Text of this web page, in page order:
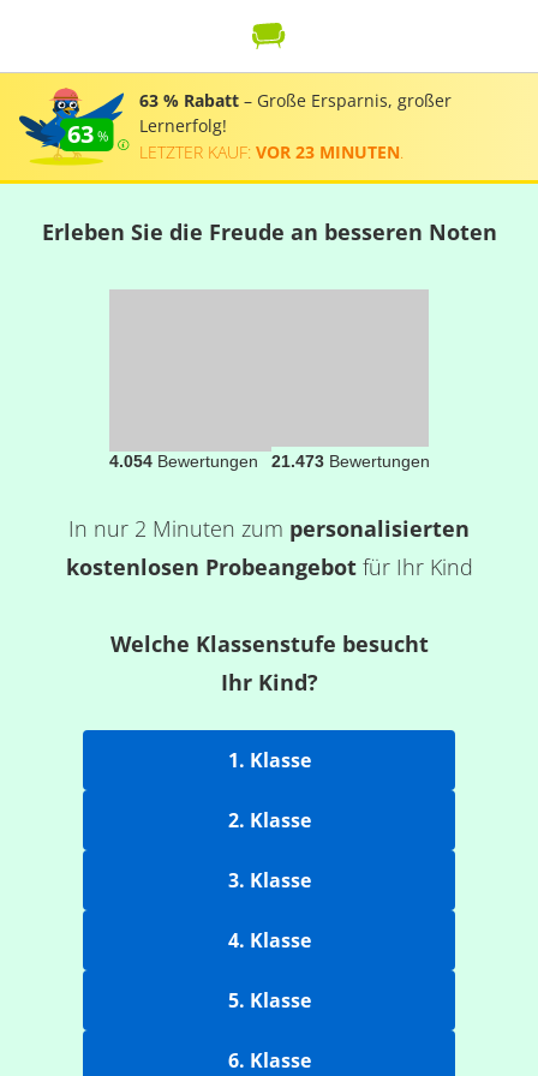
63
63 % Rabatt – Große Ersparnis, großer
Lernerfolg!
LETZTER KAUF: VOR 23 MINUTEN
Erleben Sie die Freude an besseren Noten
4.054Bewertungen 21.473Bewertungen
In nur 2 Minuten zum personalisierten
kostenlosen Probeangebotfür Ihr Kind
Welche Klassenstufe besucht
Ihr Kind?
1. Klasse
2. Klasse
3. Klasse
4. Klasse
5. Klasse
6. Klasse